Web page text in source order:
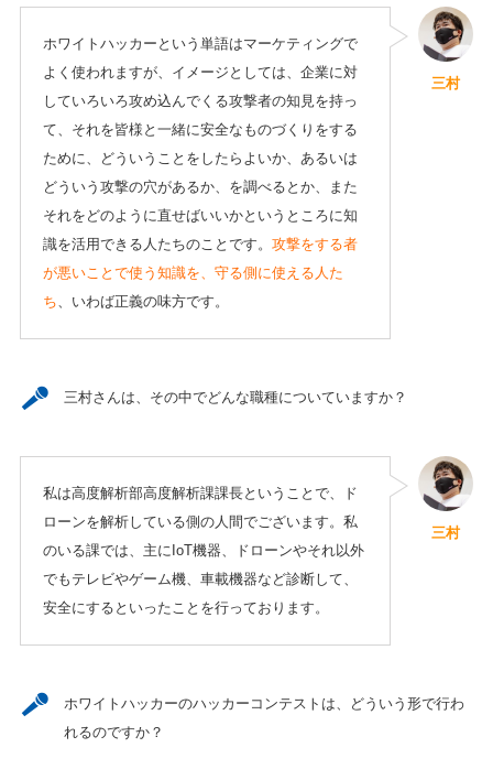
ホワイトハッカーという単語はマーケティングで
よく使われますが、イメージとしては、企業に対
していろいろ攻め込んでくる攻撃者の知見を持っ
て、それを皆様と一緒に安全なものづくりをする
ために、どういうことをしたらよいか、あるいは
どういう攻撃の穴があるか、を調べるとか、また
それをどのように直せばいいかというところに知
識を活用できる人たちのことです。 攻撃をする者
が悪いことで使う知識を、守る側に使える人た
ち、いわば正義の味方です。
三村
三村さんは、その中でどんな職種についていますか？
私は高度解析部高度解析課課長ということで、ド
ローンを解析している側の人間でございます。私
のいる課では、主にIoT機器、ドローンやそれ以外
でもテレビやゲーム機、車載機器など診断して、
安全にするといったことを行っております。
三村
ホワイトハッカーのハッカーコンテストは、どういう形で行わ
れるのですか？